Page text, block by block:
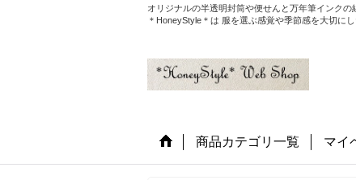
オリジナルの半透明封筒や便せんと万年筆インク
＊HoneyStyle＊は 服を選ぶ感覚や季節感を大切に
商品カテゴリ一覧 マイ